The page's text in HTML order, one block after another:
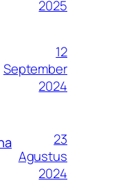
2025
12
September
2024
23
Agustus
2024